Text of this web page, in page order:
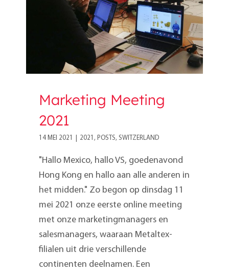
Marketing Meeting
2021
14 MEI 2021 2021 , POSTS, SWITZERLAND
"Hallo Mexico, hallo VS, goedenavond
Hong Kong en hallo aan alle anderen in
het midden." Zo begon op dinsdag 11
mei 2021 onze eerste online meeting
met onze marketingmanagers en
salesmanagers, waaraan Metaltex-
filialen uit drie verschillende
continenten deelnamen. Een